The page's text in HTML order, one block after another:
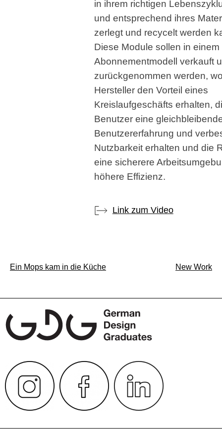
in ihrem richtigen
und entsprechend ihres
zerlegt und recycelt werden
Diese Module sollen in einem
Abonnementmodell verkauft
zurückgenommen werden,
Hersteller den Vorteil eines
Kreislaufgeschäfts erhalten,
Benutzer eine
Benutzererfahrung und
Nutzbarkeit erhalten und die
eine sicherere
höhere Effizienz.
Link zum Video
Beitragsnavigation
Ein Mops kam in die Küche New Work